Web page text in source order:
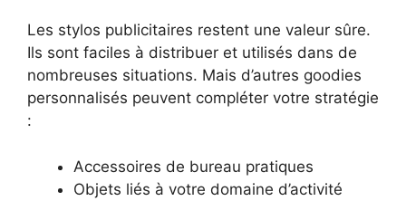
Les stylos publicitaires restent une valeur sûre.
Ils sont faciles à distribuer et utilisés dans de
nombreuses situations. Mais d’autres goodies
personnalisés peuvent compléter votre stratégie
:
Accessoires de bureau pratiques
Objets liés à votre domaine d’activité